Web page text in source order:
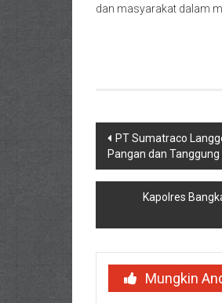
dan masyarakat dalam
Navigasi
pos
PT Sumatraco
Pangan dan
Kapolres
Mungkin